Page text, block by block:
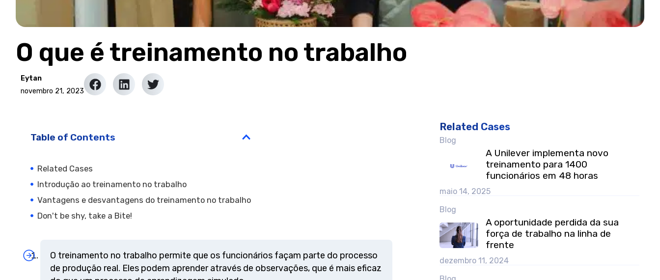
O que é treinamento no trabalho
Eytan
novembro 21, 2023
Related Cases
Blog
A Unilever implementa novo
treinamento para 1400
funcionários em 48 horas
maio 14, 2025
Blog
A oportunidade perdida da sua
força de trabalho na linha de
frente
dezembro 11, 2024
Table of Contents
Related Cases
Introdução ao treinamento no trabalho
Vantagens e desvantagens do treinamento no trabalho
Don't be shy, take a Bite!
O treinamento no trabalho permite que os funcionários façam parte do processo
de produção real. Eles podem aprender através de observações, que é mais eficaz